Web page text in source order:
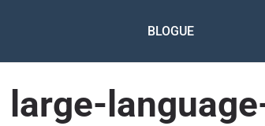
BLOGUE
large-